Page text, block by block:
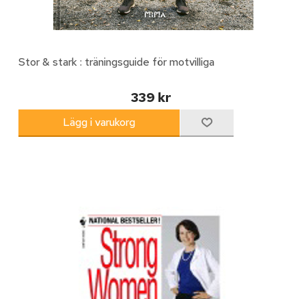
Stor & stark : träningsguide för motvilliga
339 kr